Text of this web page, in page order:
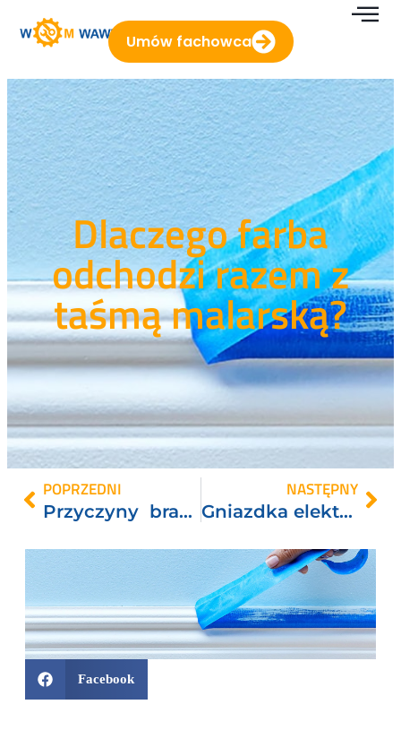
Umów fachowca
Dlaczego farba
odchodzi razem z
taśmą malarską?
POPRZEDNI
Przyczyny braku prądu w jednym gniazdku.
NASTĘPNY
Gniazdka elektryczne z uziemieniem czy bez ?
Facebook